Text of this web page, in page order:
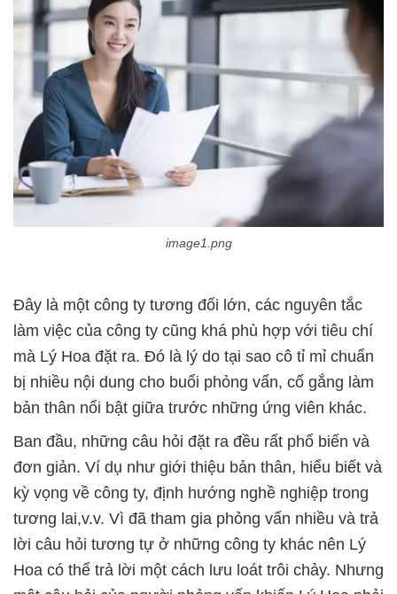
image1.png
làm việc của công ty cũng khá phù hợp với tiêu chí
mà Lý Hoa đặt ra. Đó là lý do tại sao cô tỉ mỉ chuẩn
bị nhiều nội dung cho buổi phỏng vấn, cố gắng làm
đơn giản. Ví dụ như giới thiệu bản thân, hiểu biết và
kỳ vọng về công ty, định hướng nghề nghiệp trong
tương lai,v.v. Vì đã tham gia phỏng vấn nhiều và trả
lời câu hỏi tương tự ở những công ty khác nên Lý
Hoa có thể trả lời một cách lưu loát trôi chảy. Nhưng